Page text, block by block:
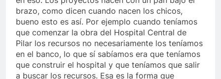
brazo, como dicen cuando nacen los chicos,
bueno esto es así. Por ejemplo cuando teníamos
que comenzar la obra del Hospital Central de
Pilar los recursos no necesariamente los teníamos
en el banco, lo que sí sabíamos era que teníamos
que construir el hospital y que teníamos que salir
a buscar los recursos. Esa es la forma que